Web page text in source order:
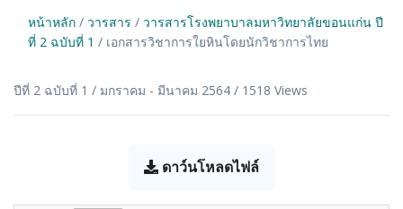
หน้าหลัก / วารสาร / วารสารโรงพยาบาลมหาวิทยาลัยขอนแก่น ปี
ที่ 2 ฉบับที่ 1 / เอกสารวิชาการใยหินโดยนักวิชาการไทย
ปีที่ 2 ฉบับที่ 1 / มกราคม - มีนาคม 2564 / 1518 Views
ดาว์นโหลดไฟล์